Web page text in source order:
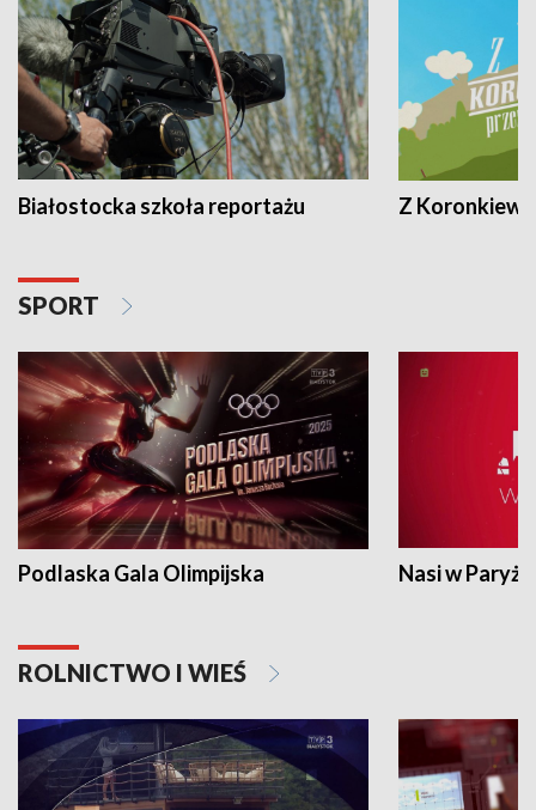
Białostocka szkoła reportażu Z
SPORT
Podlaska Gala Olimpijska Nasi w Paryżu
ROLNICTWO I WIEŚ